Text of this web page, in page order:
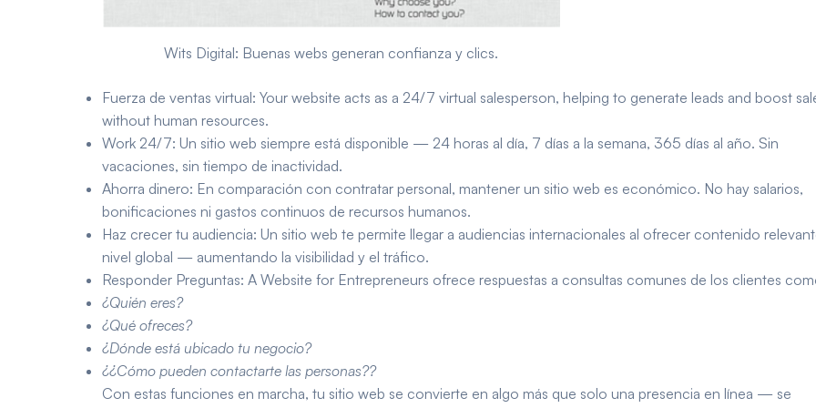
Wits Digital: Buenas webs generan confianza y clics.
Fuerza de ventas virtual: Your website acts as a 24/7 virtual salesperson, helping to generate leads and boost
without human resources.
Work 24/7: Un sitio web siempre está disponible — 24 horas al día, 7 días a la semana, 365 días al año. Sin
vacaciones, sin tiempo de inactividad.
Ahorra dinero: En comparación con contratar personal, mantener un sitio web es económico. No hay salarios,
bonificaciones ni gastos continuos de recursos humanos.
Haz crecer tu audiencia: Un sitio web te permite llegar a audiencias internacionales al ofrecer contenido
nivel global — aumentando la visibilidad y el tráfico.
Responder Preguntas: A Website for Entrepreneurs ofrece respuestas a consultas comunes de los clientes
¿Quién eres?
¿Qué ofreces?
¿Dónde está ubicado tu negocio?
¿¿Cómo pueden contactarte las personas??
Con estas funciones en marcha, tu sitio web se convierte en algo más que solo una presencia en línea — se